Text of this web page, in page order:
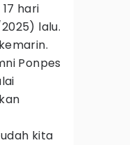
hari
lalu.
Ponpes
kita